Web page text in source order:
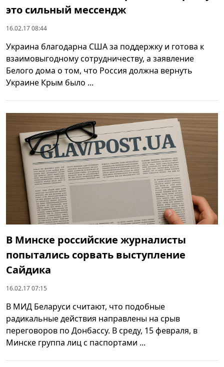
это сильный мессендж
16.02.17 08:44
Украина благодарна США за поддержку и готова к
взаимовыгодному сотрудничеству, а заявление
Белого дома о том, что Россия должна вернуть
Украине Крым было ...
В Минске российские журналисты
попытались сорвать выступление
Сайдика
16.02.17 07:15
В МИД Беларуси считают, что подобные
радикальные действия направлены на срыв
переговоров по Донбассу. В среду, 15 февраля, в
Минске группа лиц с паспортами ...